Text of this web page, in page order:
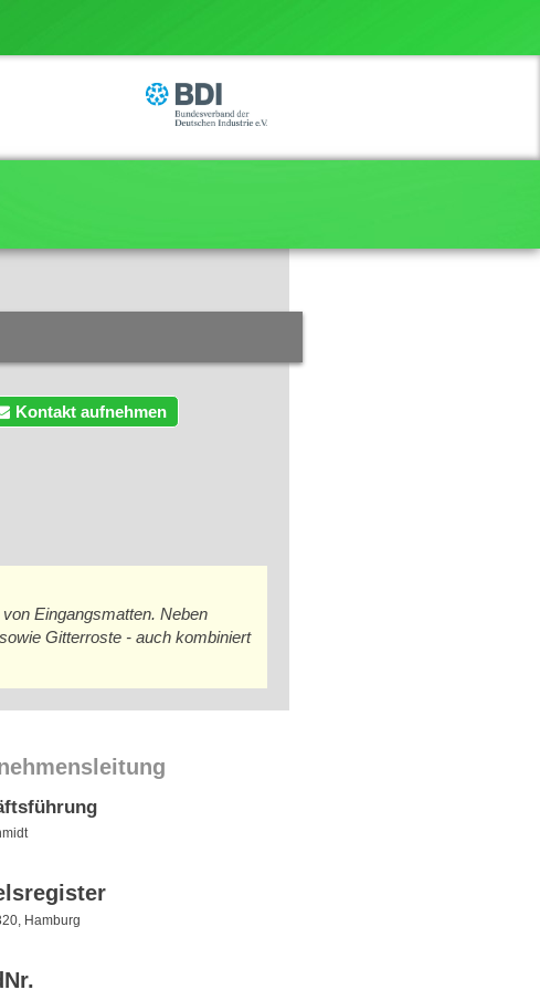
Kontakt aufnehmen
Eingangsmatten. Neben
Gitterroste - auch kombiniert
Hamburg